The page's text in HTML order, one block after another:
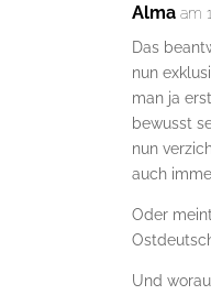
Alma am
Das
nun
man ja
bewusst
nun
auch
Oder
Und